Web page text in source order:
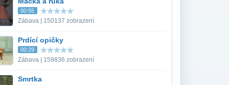
00:55
Zábava | 150137 zobrazení
Prdící opičky
00:29
Zábava | 159836 zobrazení
Smrtka